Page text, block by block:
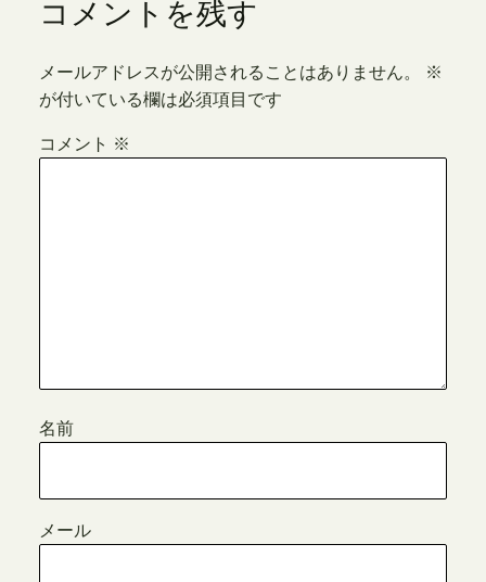
コメントを残す
メールアドレスが公開されることはありません。
※
が付いている欄は必須項目です
コメント ※
名前
メール